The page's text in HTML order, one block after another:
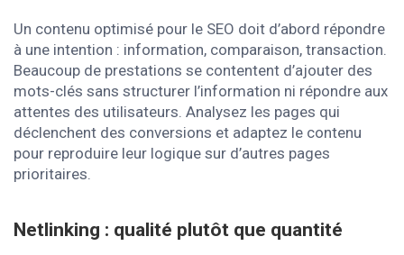
Un contenu optimisé pour le SEO doit d’abord répondre
à une intention : information, comparaison, transaction.
Beaucoup de prestations se contentent d’ajouter des
mots-clés sans structurer l’information ni répondre aux
attentes des utilisateurs. Analysez les pages qui
déclenchent des conversions et adaptez le contenu
pour reproduire leur logique sur d’autres pages
prioritaires.
Netlinking : qualité plutôt que quantité